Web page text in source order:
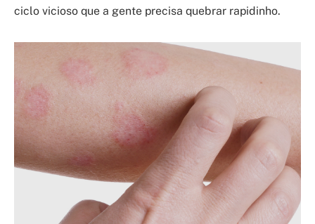
ciclo vicioso que a gente precisa quebrar rapidinho.